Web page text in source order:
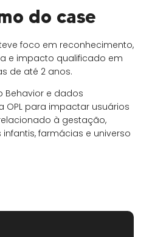
do case
foco em reconhecimento,
e impacto qualificado em
de até 2 anos.
Behavior e dados
OPL para impactar usuários
à gestação,
farmácias e universo